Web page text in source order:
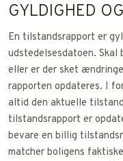
GYLDIGHED
En tilstandsrapport er
udstedelsesdatoen.
eller er der sket
rapporten opdateres. I
altid den aktuelle
tilstandsrapport er
bevare en billig
matcher boligens